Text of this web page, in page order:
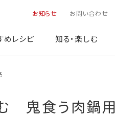
お知らせ お問い合わせ
めレシピ 知る・楽しむ
鬼食う肉鍋